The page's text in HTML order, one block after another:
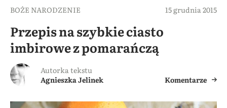
BOŻE NARODZENIE 15 grudnia 2015
Przepis na szybkie ciasto
imbirowe z pomarańczą
Autorka tekstu
Agnieszka Jelinek
Komentarze